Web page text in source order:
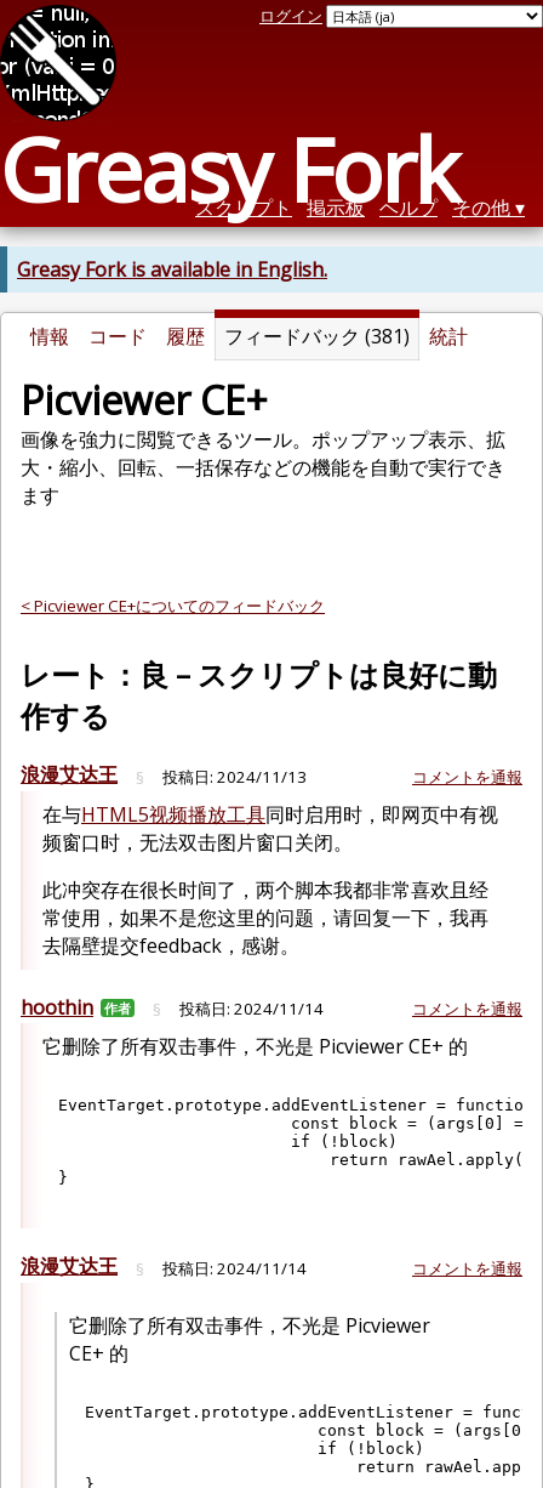
Greasy Fork
ログイン
スクリプト 掲示板 ヘルプ その他
Greasy Fork is available in English.
情報 コード 履歴 フィードバック (381) 統計
Picviewer CE+
画像を強力に閲覧できるツール。ポップアップ表示、拡
大・縮小、回転、一括保存などの機能を自動で実行でき
ます
< Picviewer CE+についてのフィードバック
レート：良 – スクリプトは良好に動
作する
浪漫艾达王 § 投稿日: 2024/11/13 コメントを通報
在与HTML5视频播放工具同时启用时，即网页中有视
频窗口时，无法双击图片窗口关闭。
此冲突存在很长时间了，两个脚本我都非常喜欢且经
常使用，如果不是您这里的问题，请回复一下，我再
去隔壁提交feedback，感谢。
hoothin 作者 § 投稿日: 2024/11/14 コメントを通報
它删除了所有双击事件，不光是 Picviewer CE+ 的
EventTarget.prototype.addEventListener =
const block = (args[0]
                        if (!block)
return
浪漫艾达王 § 投稿日: 2024/11/14 コメントを通報
它删除了所有双击事件，不光是 Picviewer
CE+ 的
EventTarget.prototype.addEventListener =
const block =
                        if (!block)
return